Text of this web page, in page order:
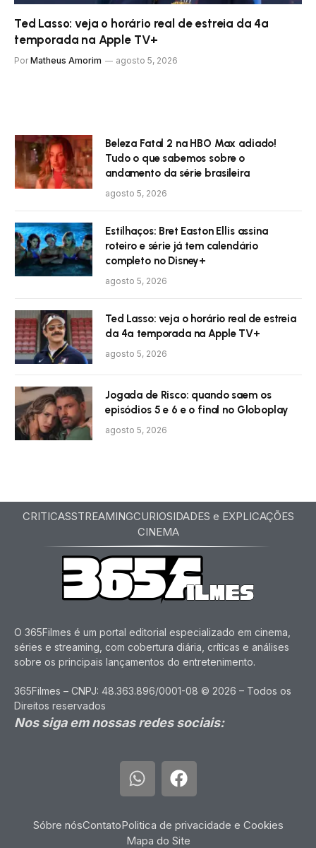
Ted Lasso: veja o horário real de estreia da 4ª
temporada na Apple TV+
Por Matheus Amorim agosto 5, 2026
Beleza Fatal 2 na HBO Max adiado!
Tudo o que sabemos sobre o
andamento da série brasileira
agosto 5, 2026
Estilhaços: Bret Easton Ellis assina
roteiro e série já tem calendário
completo no Disney+
agosto 5, 2026
Ted Lasso: veja o horário real de estreia
da 4ª temporada na Apple TV+
agosto 5, 2026
Jogada de Risco: quando saem os
episódios 5 e 6 e o final no Globoplay
agosto 5, 2026
CRITICASSTREAMINGCURIOSIDADES e EXPLICAÇÕES
CINEMA
O 365Filmes é um portal editorial especializado em cinema,
séries e streaming, com cobertura diária, críticas e análises
sobre os principais lançamentos do entretenimento.
365Filmes – CNPJ: 48.363.896/0001-08 © 2026 – Todos os
Direitos reservados
Nos siga em nossas redes sociais:
Sóbre nósContatoPolitica de privacidade e Cookies
Mapa do Site